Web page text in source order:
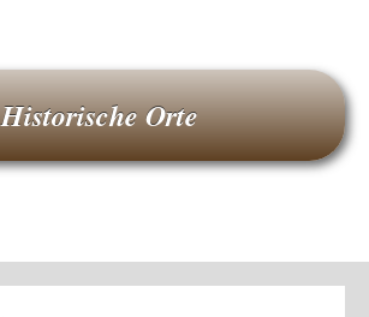
Historische Orte